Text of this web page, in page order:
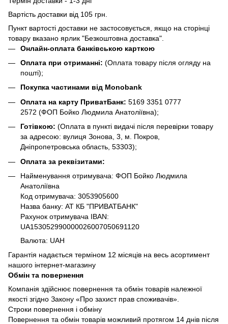
Вартість доставки від 105 грн.
Пункт вартості доставки не застосовується, якщо на сторінці
товару вказано ярлик "Безкоштовна доставка".
Онлайн-оплата банківською карткою
Оплата при отриманні: (Оплата товару після огляду на
пошті);
Покупка частинами від Monobank
Оплата на карту ПриватБанк: 5169 3351 0777
2572 (ФОП Бойко Людмила Анатоліївна);
Готівкою: (Оплата в пункті видачі після перевірки товару
за адресою: вулиця Зонова, 3, м. Покров,
Дніпропетровська область, 53303);
Оплата за реквізитами:
Найменування отримувача: ФОП Бойко Людмила
Анатоліївна
Код отримувача: 3053905600
Назва банку: АТ КБ "ПРИВАТБАНК"
Рахунок отримувача IBAN:
UA153052990000026007050691120
Валюта: UAH
Гарантія надається терміном 12 місяців на весь асортимент
нашого інтернет-магазину
Обмін та повернення
Компанія здійснює повернення та обмін товарів належної
якості згідно Закону «Про захист прав споживачів».
Строки повернення і обміну
Повернення та обмін товарів можливий протягом 14 днів після